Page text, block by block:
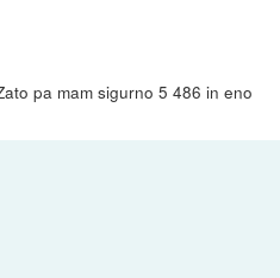
pa mam sigurno 5 486 in eno